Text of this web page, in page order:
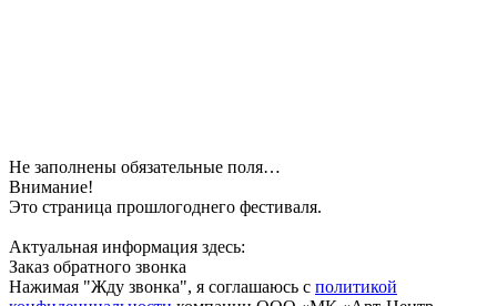
Не заполнены обязательные поля…
Внимание!
Это страница прошлогоднего фестиваля.
Актуальная информация здесь:
Заказ обратного звонка
Нажимая "Жду звонка", я соглашаюсь с политикой